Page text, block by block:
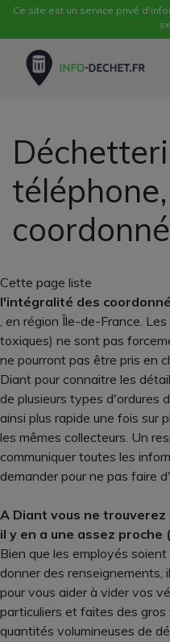
Ce site est un service privé
téléphone,
Cette page liste
l'intégralité des
, en région Île-de-France.
toxiques) ne sont pas
ne pourront pas être pris en
Diant pour connaitre les
de plusieurs types d'ordures
ainsi plus rapide une fois sur
les mêmes collecteurs. Un
communiquer toutes les
demander pour ne pas faire
A Diant vous ne
il y en a une assez proche
Bien que les employés
donner des renseignements,
pour vous aider à vider vos
particuliers et faites des
quantités volumineuses de